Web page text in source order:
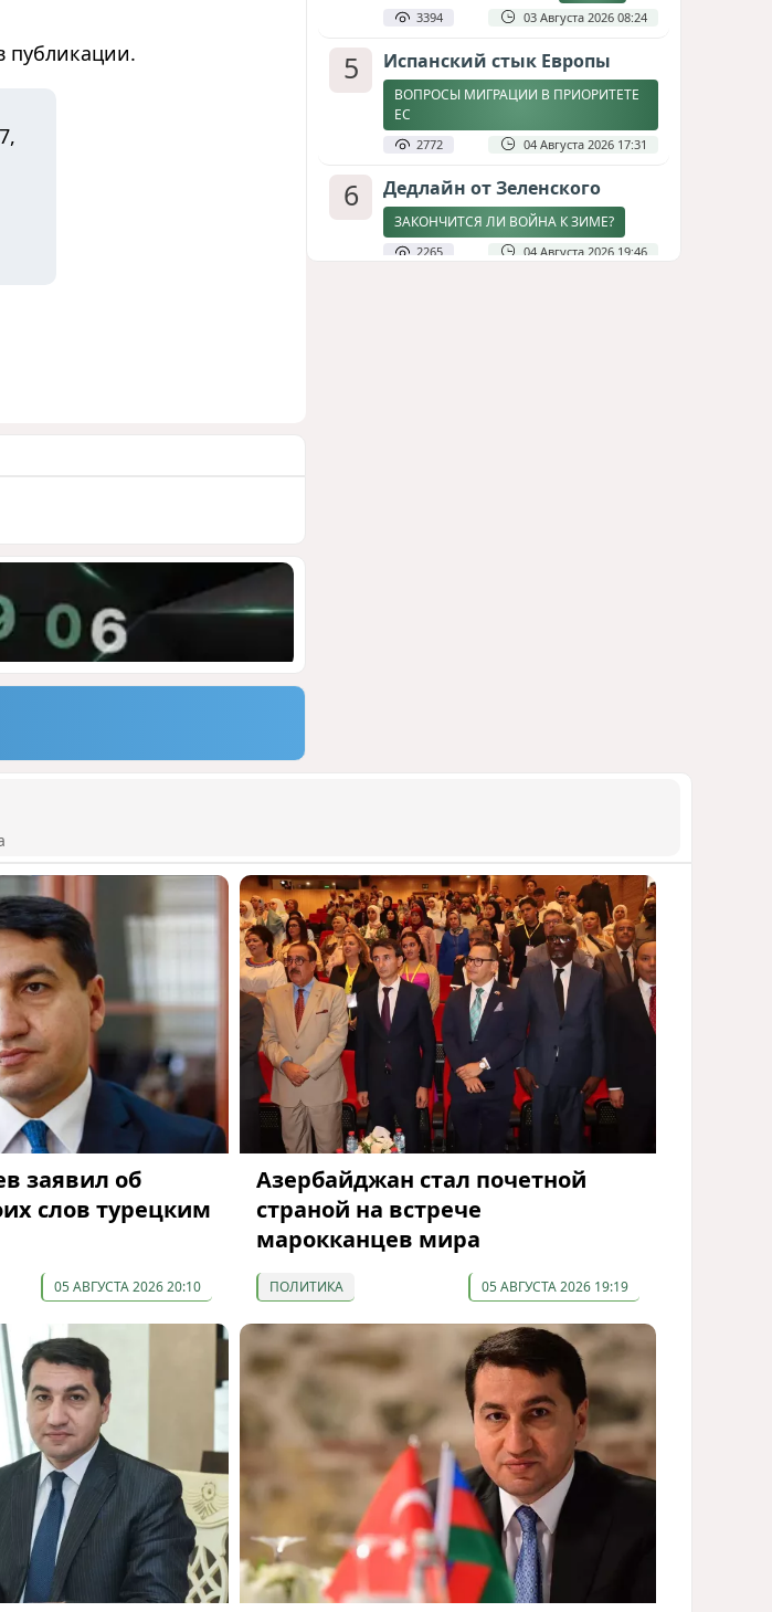
публикации.
3394 03 Августа 2026 08:24
5 Испанский стык Европы
ВОПРОСЫ МИГРАЦИИ В ПРИОРИТЕТЕ
ЕС
2772 04 Августа 2026 17:31
6 Дедлайн от Зеленского
ЗАКОНЧИТСЯ ЛИ ВОЙНА К ЗИМЕ?
2265 04 Августа 2026 19:46
СТАТЬЯ МАТАНАТ НАСИБОВОЙ
1567 05 Августа 2026 08:26
заявил об
слов турецким
05 АВГУСТА 2026 20:10
Азербайджан стал почетной
страной на встрече
марокканцев мира
ПОЛИТИКА 05 АВГУСТА 2026 19:19